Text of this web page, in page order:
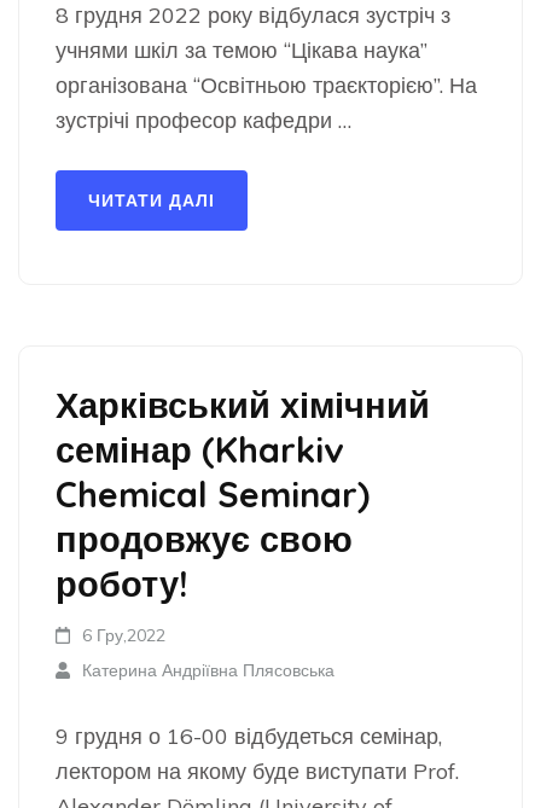
8 грудня 2022 року відбулася зустріч з
учнями шкіл за темою “Цікава наука”
організована “Освітньою траєкторією”. На
зустрічі професор кафедри …
ЧИТАТИ ДАЛІ
Харківський хімічний
семінар (Kharkiv
Chemical Seminar)
продовжує свою
роботу!
6 Гру,2022
Катерина Андріївна Плясовська
9 грудня о 16-00 відбудеться семінар,
лектором на якому буде виступати Prof.